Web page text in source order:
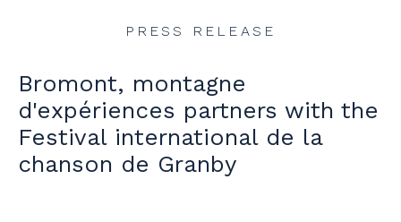
PRESS RELEASE
Bromont, montagne
d'expériences partners with the
Festival international de la
chanson de Granby